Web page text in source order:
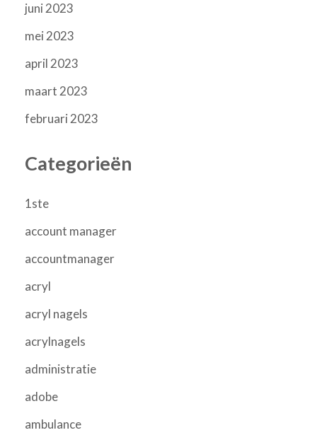
juni 2023
mei 2023
april 2023
maart 2023
februari 2023
Categorieën
1ste
account manager
accountmanager
acryl
acryl nagels
acrylnagels
administratie
adobe
ambulance